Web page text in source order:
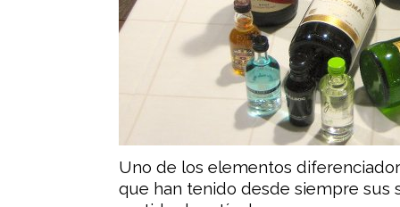
Uno de los elementos
que han tenido desde siempre